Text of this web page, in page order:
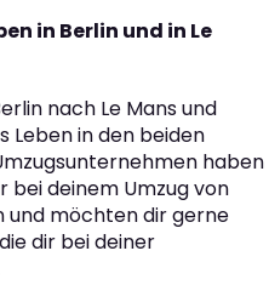
in Berlin und in Le
nach Le Mans und
Leben in den beiden
haben
bei deinem Umzug von
und möchten dir gerne
dir bei deiner